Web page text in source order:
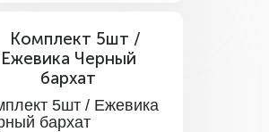
5шт / Ежевика
бархат